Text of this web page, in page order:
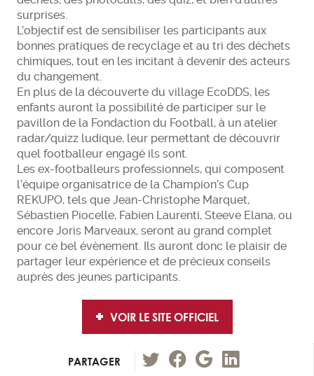
surprises.
L’objectif est de sensibiliser les participants aux
bonnes pratiques de recyclage et au tri des déchets
chimiques, tout en les incitant à devenir des acteurs
du changement.
En plus de la découverte du village EcoDDS, les
enfants auront la possibilité de participer sur le
pavillon de la Fondaction du Football, à un atelier
radar/quizz ludique, leur permettant de découvrir
quel footballeur engagé ils sont.
Les ex-footballeurs professionnels, qui composent
l’équipe organisatrice de la Champion’s Cup
REKUPO, tels que Jean-Christophe Marquet,
Sébastien Piocelle, Fabien Laurenti, Steeve Elana, ou
encore Joris Marveaux, seront au grand complet
pour ce bel évènement. Ils auront donc le plaisir de
partager leur expérience et de précieux conseils
auprès des jeunes participants.
VOIR LE SITE OFFICIEL
PARTAGER